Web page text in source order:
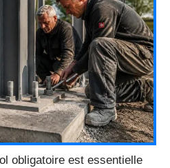
obligatoire est essentielle